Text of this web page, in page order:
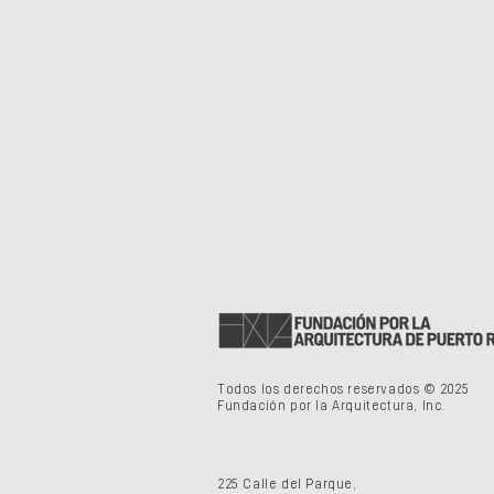
Todos los derechos reservados © 2025
Fundación por la Arquitectura, Inc.
225 Calle del Parque,